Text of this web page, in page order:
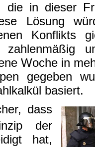
die in dieser
Lösung
Konflikts
Woche in
gegeben
basiert.
dass
der
hat,